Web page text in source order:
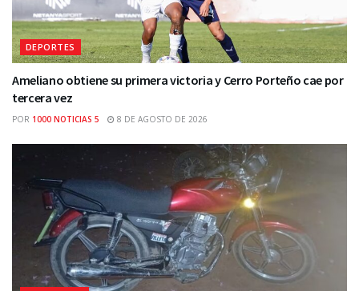
DEPORTES
Ameliano obtiene su primera victoria y Cerro Porteño cae por
tercera vez
POR 1000 NOTICIAS 5 8 DE AGOSTO DE 2026